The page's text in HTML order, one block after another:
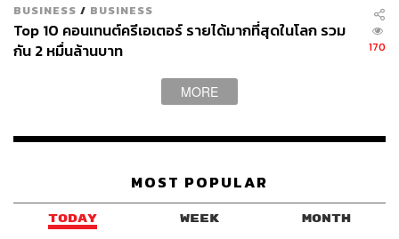
BUSINESS / BUSINESS
Top 10 คอนเทนต์ครีเอเตอร์ รายได้มากที่สุดในโลก รวม
กัน 2 หมื่นล้านบาท
170
MORE
MOST POPULAR
TODAY WEEK MONTH